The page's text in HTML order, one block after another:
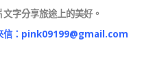
文字分享旅途上的美好。
： pink09199@gmail.com